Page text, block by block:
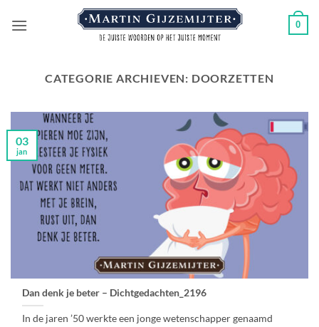
naar
0
CATEGORIE ARCHIEVEN: DOORZETTEN
Dan denk je beter – Dichtgedachten_2196
In de jaren ’50 werkte een jonge wetenschapper genaamd
03
jan